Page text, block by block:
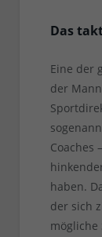
Das
Eine der
der
Coaches
haben.
der sich
mögliche